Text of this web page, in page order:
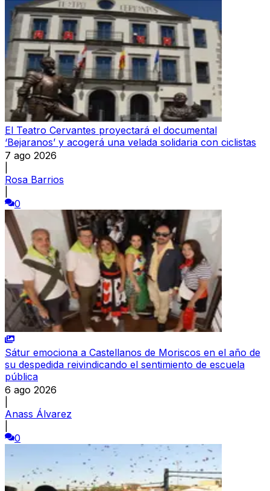
El Teatro Cervantes proyectará el documental
‘Bejaranos’ y acogerá una velada solidaria con ciclistas
7 ago 2026
Rosa Barrios
0
Sátur emociona a Castellanos de Moriscos en el año de
su despedida reivindicando el sentimiento de escuela
pública
6 ago 2026
Anass Álvarez
0